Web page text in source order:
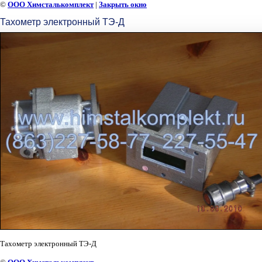
© ООО Химсталькомплект| Закрыть окно
Тахометр электронный ТЭ-Д
Тахометр электронный ТЭ-Д